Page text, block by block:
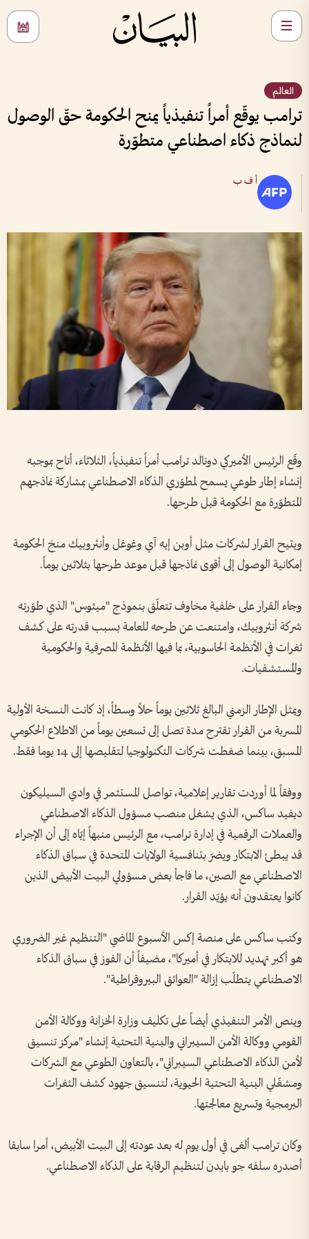
العالم
ترامب يوقّع أمراً تنفيذياً يمنح الحكومة حقّ الوصول
لنماذج ذكاء اصطناعي متطوّرة
أ ف ب
وقّع الرئيس الأميركي دونالد ترامب أمراً تنفيذياً، الثلاثاء، أتاح بموجبه
إنشاء إطار طوعي يسمح لمطوّري الذكاء الاصطناعي بمشاركة نماذجهم
المتطوّرة مع الحكومة قبل طرحها.
ويتيح القرار لشركات مثل أوبن إيه آي وغوغل وأنثروبيك منحَ الحكومة
إمكانية الوصول إلى أقوى نماذجها قبل موعد طرحها بثلاثين يوماً.
وجاء القرار على خلفية مخاوف تتعلّق بنموذج "ميثوس" الذي طوّرته
شركة أنثروبيك، وامتنعت عن طرحه للعامة بسبب قدرته على كشف
ثغرات في الأنظمة الحاسوبية، بما فيها الأنظمة المصرفية والحكومية
والمستشفيات.
ويمثل الإطار الزمني البالغ ثلاثين يوماً حلاً وسطاً، إذ كانت النسخة الأولية
المسربة من القرار تقترح مدة تصل إلى تسعين يوماً من الاطلاع الحكومي
المسبق، بينما ضغطت شركات التكنولوجيا لتقليصها إلى 14 يوما فقط.
ووفقاً لما أوردت تقارير إعلامية، تواصل المستثمر في وادي السيليكون
ديفيد ساكس، الذي يشغل منصب مسؤول الذكاء الاصطناعي
والعملات الرقمية في إدارة ترامب، مع الرئيس منبهاً إيّاه إلى أن الإجراء
قد يبطئ الابتكار ويضرّ بتنافسية الولايات المتحدة في سباق الذكاء
الاصطناعي مع الصين، ما فاجأ بعض مسؤولي البيت الأبيض الذين
كانوا يعتقدون أنه يؤيّد القرار.
وكتب ساكس على منصة إكس الأسبوع الماضي "التنظيم غير الضروري
هو أكبر تهديد للابتكار في أميركا"، مضيفاً أن الفوز في سباق الذكاء
الاصطناعي يتطلّب إزالة "العوائق البيروقراطية".
وينص الأمر التنفيذي أيضاً على تكليف وزارة الخزانة ووكالة الأمن
القومي ووكالة الأمن السيبراني والبنية التحتية إنشاء "مركز تنسيق
لأمن الذكاء الاصطناعي السيبراني"، بالتعاون الطوعي مع الشركات
ومشغّلي البنية التحتية الحيوية، لتنسيق جهود كشف الثغرات
البرمجية وتسريع معالجتها.
وكان ترامب ألغى في أول يوم له بعد عودته إلى البيت الأبيض، أمرا سابقا
أصدره سلفه جو بايدن لتنظيم الرقابة على الذكاء الاصطناعي.